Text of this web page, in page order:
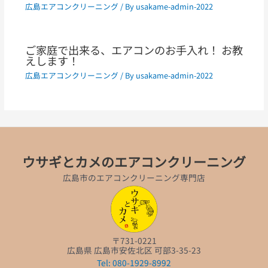
広島エアコンクリーニング / By usakame-admin-2022
ご家庭で出来る、エアコンのお手入れ！ お教
えします！
広島エアコンクリーニング / By usakame-admin-2022
ウサギとカメのエアコンクリーニング
広島市のエアコンクリーニング専門店
〒731-0221
広島県 広島市安佐北区 可部3-35-23
Tel: 080-1929-8992